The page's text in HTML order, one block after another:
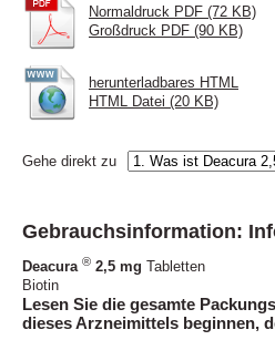
Normaldruck PDF (72 KB)
Großdruck PDF (90 KB)
herunterladbares HTML
HTML Datei (20 KB)
Gehe direkt zu
Gebrauchsinformation:
Deacura ® 2,5 mg Tabletten
Biotin
Lesen Sie die gesamte
dieses Arzneimittels beginnen,